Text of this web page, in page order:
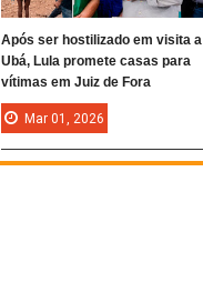
Após ser hostilizado em visita a
Ubá, Lula promete casas para
vítimas em Juiz de Fora
Mar 01, 2026